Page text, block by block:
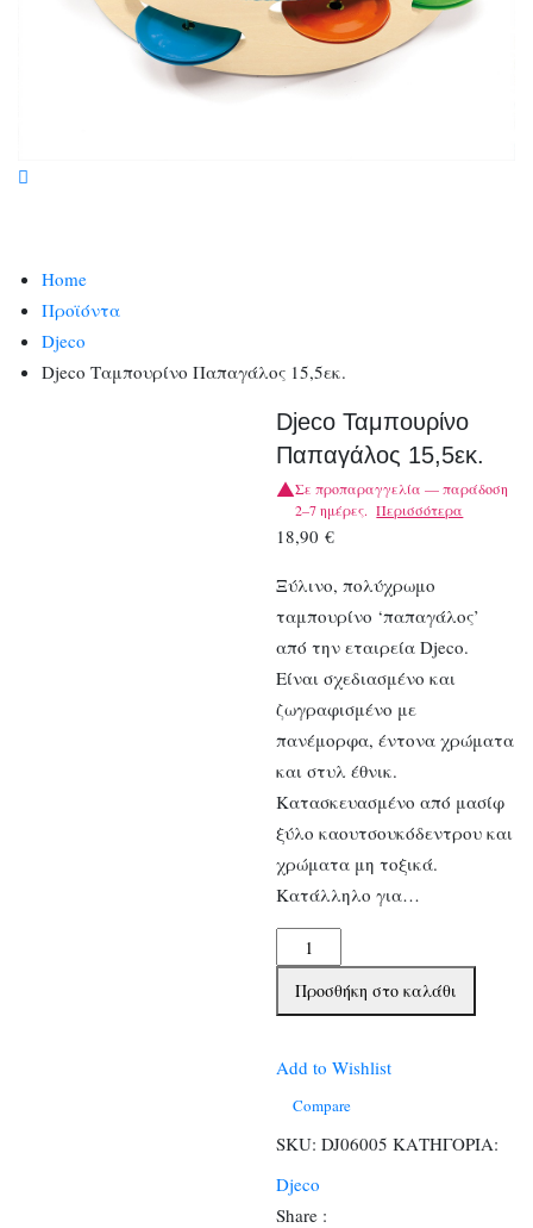
Home
Προϊόντα
Djeco
Djeco Ταμπουρίνο Παπαγάλος 15,5εκ.
Djeco Ταμπουρίνο
Παπαγάλος 15,5εκ.
Σε προπαραγγελία — παράδοση
2–7 ημέρες. Περισσότερα
18,90€
Ξύλινο, πολύχρωμο
ταμπουρίνο ‘παπαγάλος’
από την εταιρεία Djeco.
Είναι σχεδιασμένο και
ζωγραφισμένο με
πανέμορφα, έντονα χρώματα
και στυλ έθνικ.
Κατασκευασμένο από μασίφ
ξύλο καουτσουκόδεντρου και
χρώματα μη τοξικά.
Κατάλληλο για…
Djeco
Ταμπουρίνο
Παπαγάλος
ποσότητα
Προσθήκη στο καλάθι
Add to Wishlist
Compare
SKU: DJ06005 ΚΑΤΗΓΟΡΙΑ:
Djeco
Share :